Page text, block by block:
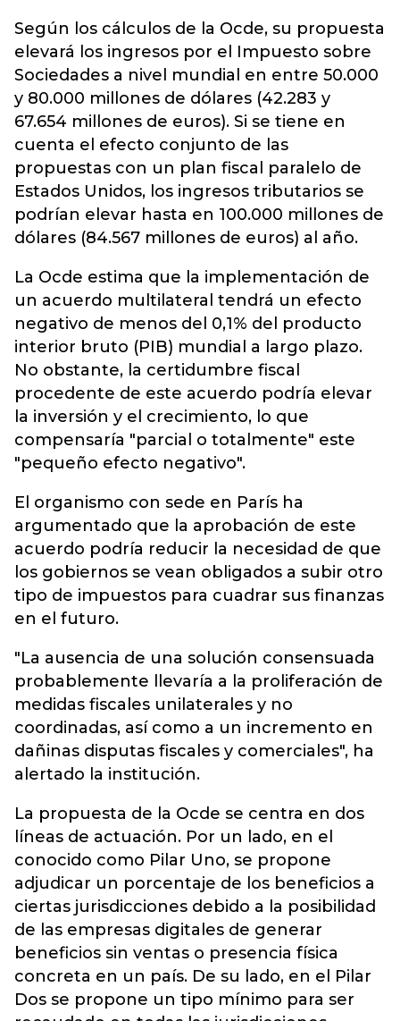
Según los cálculos de la Ocde, su propuesta
elevará los ingresos por el Impuesto sobre
Sociedades a nivel mundial en entre 50.000
y 80.000 millones de dólares (42.283 y
67.654 millones de euros). Si se tiene en
cuenta el efecto conjunto de las
propuestas con un plan fiscal paralelo de
Estados Unidos, los ingresos tributarios se
podrían elevar hasta en 100.000 millones de
dólares (84.567 millones de euros) al año.
La Ocde estima que la implementación de
un acuerdo multilateral tendrá un efecto
negativo de menos del 0,1% del producto
interior bruto (PIB) mundial a largo plazo.
No obstante, la certidumbre fiscal
procedente de este acuerdo podría elevar
la inversión y el crecimiento, lo que
compensaría "parcial o totalmente" este
"pequeño efecto negativo".
El organismo con sede en París ha
argumentado que la aprobación de este
acuerdo podría reducir la necesidad de que
los gobiernos se vean obligados a subir otro
tipo de impuestos para cuadrar sus finanzas
en el futuro.
"La ausencia de una solución consensuada
probablemente llevaría a la proliferación de
medidas fiscales unilaterales y no
coordinadas, así como a un incremento en
dañinas disputas fiscales y comerciales", ha
alertado la institución.
La propuesta de la Ocde se centra en dos
líneas de actuación. Por un lado, en el
conocido como Pilar Uno, se propone
adjudicar un porcentaje de los beneficios a
ciertas jurisdicciones debido a la posibilidad
de las empresas digitales de generar
beneficios sin ventas o presencia física
concreta en un país. De su lado, en el Pilar
Dos se propone un tipo mínimo para ser